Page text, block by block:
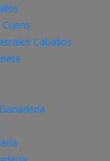
Caballos